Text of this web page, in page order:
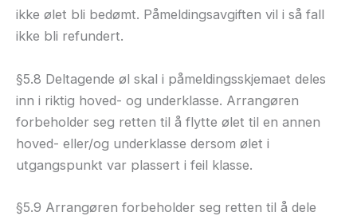
ikke ølet bli bedømt. Påmeldingsavgiften vil i så fall
ikke bli refundert.
§5.8 Deltagende øl skal i påmeldingsskjemaet deles
inn i riktig hoved- og underklasse. Arrangøren
forbeholder seg retten til å flytte ølet til en annen
hoved- eller/og underklasse dersom ølet i
utgangspunkt var plassert i feil klasse.
§5.9 Arrangøren forbeholder seg retten til å dele